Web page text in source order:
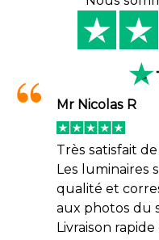
créations pour
chaque extérieur.
décoratives,
mobilier
pour son identité,
son
Nous croyons
uniquement à
au style, au
Mr Nicolas R
Très satisfait
Les luminaires
qualité et
aux photos du
Livraison